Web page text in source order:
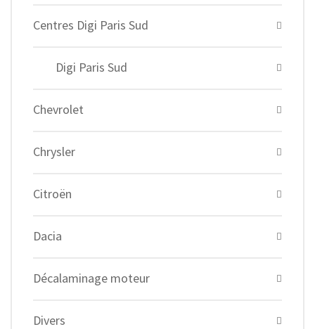
Centres Digi Paris Sud
Digi Paris Sud
Chevrolet
Chrysler
Citroën
Dacia
Décalaminage moteur
Divers